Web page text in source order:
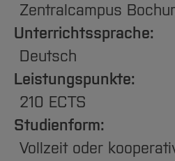
Zentralcampus
Unterrichtssprache:
Deutsch
Leistungspunkte:
210 ECTS
Studienform:
Vollzeit oder